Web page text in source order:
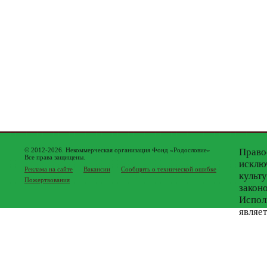
© 2012-2026. Некоммерческая организация Фонд «Родословие»
Все права защищены.
Реклама на сайте
Вакансии
Сообщить о технической ошибке
Пожертвования